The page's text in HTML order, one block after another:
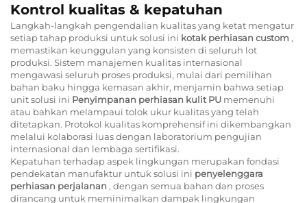
Kontrol kualitas & kepatuhan
Langkah-langkah pengendalian kualitas yang ketat mengatur
setiap tahap produksi untuk solusi ini kotak perhiasan custom ,
memastikan keunggulan yang konsisten di seluruh lot
produksi. Sistem manajemen kualitas internasional
mengawasi seluruh proses produksi, mulai dari pemilihan
bahan baku hingga kemasan akhir, menjamin bahwa setiap
unit solusi ini Penyimpanan perhiasan kulit PU memenuhi
atau bahkan melampaui tolok ukur kualitas yang telah
ditetapkan. Protokol kualitas komprehensif ini dikembangkan
melalui kolaborasi luas dengan laboratorium pengujian
internasional dan lembaga sertifikasi.
Kepatuhan terhadap aspek lingkungan merupakan fondasi
pendekatan manufaktur untuk solusi ini penyelenggara
perhiasan perjalanan , dengan semua bahan dan proses
dirancang untuk meminimalkan dampak lingkungan